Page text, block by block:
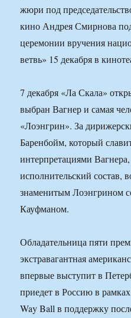
жюри под
кино Андрея Смирнова
церемонии вручения
ветвь» 15 декабря в
7 декабря «Ла Скала»
выбран Вагнер и самая
«Лоэнгрин». За
Баренбойм, который
интерпретациями
исполнительский состав,
знаменитым Лоэнгрином
Кауфманом.
Обладательница пяти
экстравагантная
впервые выступит в
приедет в Россию в
Way Ball в поддержку